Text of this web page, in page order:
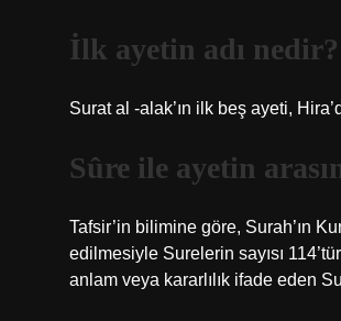
İlk ayetin adı nedir?
Surat al -alak’ın ilk beş ayeti,
Sûre ile ayetin
Tafsir’in bilimine göre, Surah’ın
edilmesiyle Surelerin sayısı
anlam veya kararlılık ifade eden